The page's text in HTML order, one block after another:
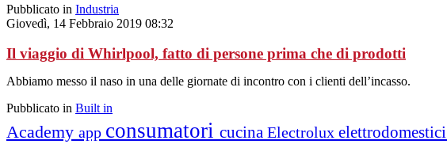
Pubblicato in Industria
Giovedì, 14 Febbraio 2019 08:32
Il viaggio di Whirlpool, fatto di persone prima che di prodotti
Abbiamo messo il naso in una delle giornate di incontro con i clienti dell’incasso.
Pubblicato in Built in
Academy app consumatori cucina Electrolux elettrodomestici